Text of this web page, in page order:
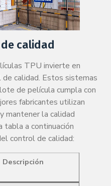
calidad
TPU invierte en
calidad. Estos sistemas
de película cumpla con
fabricantes utilizan
mantener la calidad
tabla a continuación
control de calidad:
Descripción